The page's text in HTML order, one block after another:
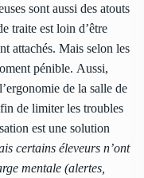
sont aussi des atouts
traite est loin d’être
attachés. Mais selon les
pénible. Aussi,
de la salle de
de limiter les troubles
est une solution
certains éleveurs n’ont
mentale (alertes,